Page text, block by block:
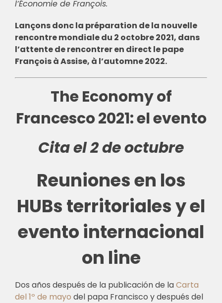
l’Économie de François.
Lançons donc la préparation de la nouvelle
rencontre mondiale du 2 octobre 2021, dans
l’attente de rencontrer en direct le pape
François à Assise, à l’automne 2022.
The Economy of
Francesco 2021: el evento
Cita el 2 de octubre
Reuniones en los
HUBs territoriales y el
evento internacional
on line
Dos años después de la publicación de laCarta
del 1º de mayo del papa Francisco y después del